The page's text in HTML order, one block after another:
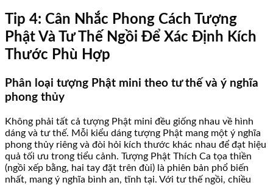
Tip 4: Cân Nhắc Phong Cách Tượng
Phật Và Tư Thế Ngồi Để Xác Định Kích
Thước Phù Hợp
Phân loại tượng Phật mini theo tư thế và ý nghĩa
phong thủy
Không phải tất cả tượng Phật mini đều giống nhau về hình
dáng và tư thế. Mỗi kiểu dáng tượng Phật mang một ý nghĩa
phong thủy riêng và đòi hỏi kích thước khác nhau để đạt hiệu
quả tối ưu trong tiểu cảnh. Tượng Phật Thích Ca tọa thiền
(ngồi xếp bằng, hai tay đặt trên đùi) là phiên bản phổ biến
nhất, mang ý nghĩa bình an, tĩnh tại. Với tư thế ngồi, chiều